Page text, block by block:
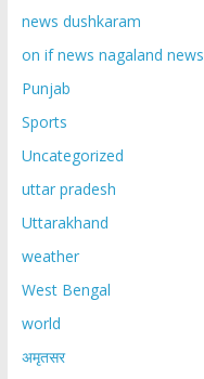
news dushkaram
on if news nagaland news
Punjab
Sports
Uncategorized
uttar pradesh
Uttarakhand
weather
West Bengal
world
अमृतसर